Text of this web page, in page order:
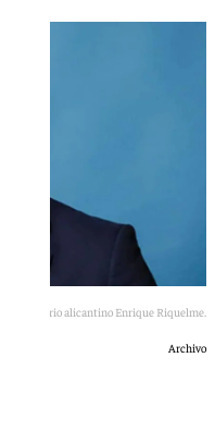
El empresario alicantino Enrique Riquelme.
Archivo